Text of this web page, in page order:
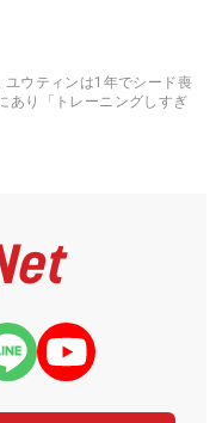
ユウティンは1年でシード喪
り「トレーニングしすぎ